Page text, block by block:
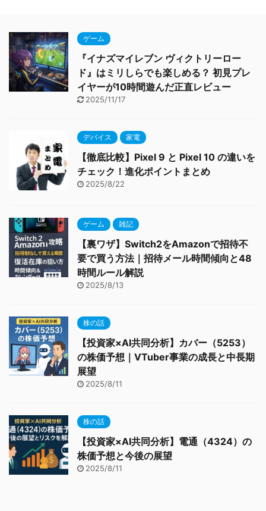
ゲーム
『イナズマイレブン ヴィクトリーロー
ド』はミリしらでも楽しめる？ 初見プレ
イヤーが10時間遊んだ正直レビュー
2025/11/17
デバイス 家電
【徹底比較】Pixel 9 と Pixel 10 の違いを
チェック！進化ポイントまとめ
2025/8/22
ゲーム 雑記
【裏ワザ】Switch2をAmazonで招待不
要で買う方法｜招待メール時間傾向と48
時間ルール解説
2025/8/13
株の話
【投資家×AI共同分析】カバー（5253）
の株価予想｜VTuber事業の成長と中長期
展望
2025/8/11
株の話
【投資家×AI共同分析】電通（4324）の
株価予想と今後の展望
2025/8/11